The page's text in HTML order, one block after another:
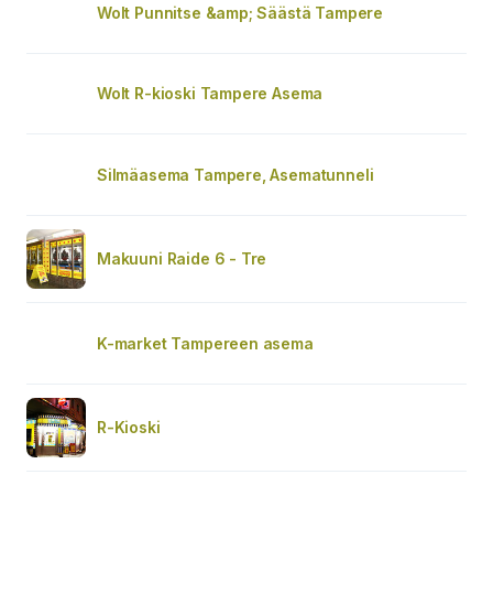
Wolt Punnitse &amp; Säästä Tampere
Wolt R-kioski Tampere Asema
Silmäasema Tampere, Asematunneli
Makuuni Raide 6 - Tre
K-market Tampereen asema
R-Kioski